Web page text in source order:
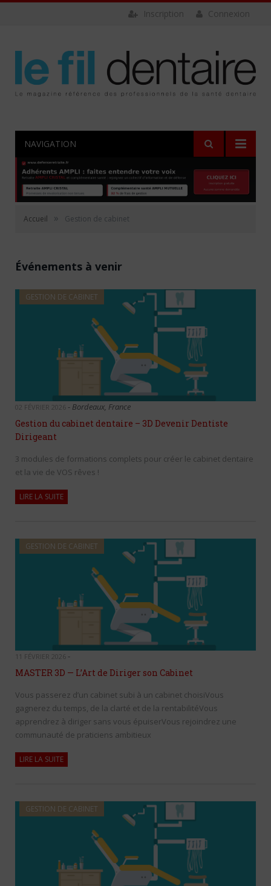
Connexion
Inscription
NAVIGATION
Accueil » Gestion de cabinet
Événements à venir
GESTION DE CABINET
02 FÉVRIER 2026 - Bordeaux, France
Gestion du cabinet dentaire – 3D Devenir Dentiste
Dirigeant
3 modules de formations complets pour créer le cabinet dentaire
et la vie de VOS rêves !
LIRE LA SUITE
GESTION DE CABINET
11 FÉVRIER 2026 -
MASTER 3D — L’Art de Diriger son Cabinet
Vous passerez d’un cabinet subi à un cabinet choisiVous
gagnerez du temps, de la clarté et de la rentabilitéVous
apprendrez à diriger sans vous épuiserVous rejoindrez une
communauté de praticiens ambitieux
LIRE LA SUITE
GESTION DE CABINET